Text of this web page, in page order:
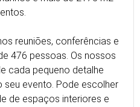
reuniões, conferências e
476 pessoas. Os nossos
cada pequeno detalhe
seu evento. Pode escolher
de espaços interiores e